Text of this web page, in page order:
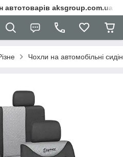
автотоварів aksgroup.com.ua
Чохли на автомобільні